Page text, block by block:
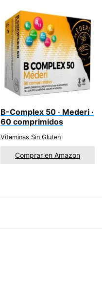
B-Complex 50 · Mederi ·
60 comprimidos
Vitaminas Sin Gluten
Comprar en Amazon